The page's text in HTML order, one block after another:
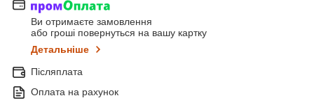
Ви отримаєте замовлення
або гроші повернуться на вашу картку
Детальніше
Післяплата
Оплата на рахунок